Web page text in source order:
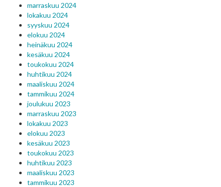
marraskuu 2024
lokakuu 2024
syyskuu 2024
elokuu 2024
heinäkuu 2024
kesäkuu 2024
toukokuu 2024
huhtikuu 2024
maaliskuu 2024
tammikuu 2024
joulukuu 2023
marraskuu 2023
lokakuu 2023
elokuu 2023
kesäkuu 2023
toukokuu 2023
huhtikuu 2023
maaliskuu 2023
tammikuu 2023